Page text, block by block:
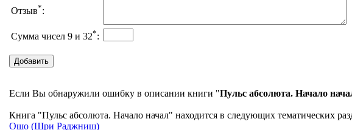
Отзыв*:
Сумма чисел 9 и 32*:
Если Вы обнаружили ошибку в описании книги "Пульс абсолюта. Начало
Книга "Пульс абсолюта. Начало начал" находится в следующих тематических
Ошо (Шри Раджниш)